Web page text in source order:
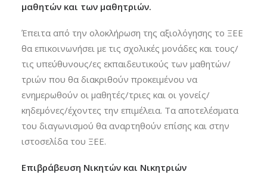
μαθητών και των μαθητριών.
Έπειτα από την ολοκλήρωση της αξιολόγησης το ΞΕΕ
θα επικοινωνήσει με τις σχολικές μονάδες και τους/
τις υπεύθυνους/ες εκπαιδευτικούς των μαθητών/
τριών που θα διακριθούν προκειμένου να
ενημερωθούν οι μαθητές/τριες και οι γονείς/
κηδεμόνες/έχοντες την επιμέλεια. Τα αποτελέσματα
του διαγωνισμού θα αναρτηθούν επίσης και στην
ιστοσελίδα του ΞΕΕ.
Επιβράβευση Νικητών και Νικητριών